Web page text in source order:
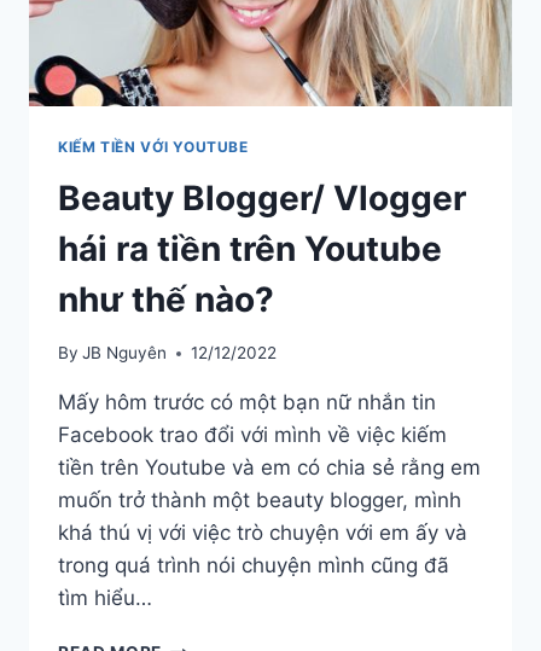
KIẾM TIỀN VỚI YOUTUBE
Beauty Blogger/ Vlogger
hái ra tiền trên Youtube
như thế nào?
By JB Nguyên 12/12/2022
Mấy hôm trước có một bạn nữ nhắn tin
Facebook trao đổi với mình về việc kiếm
tiền trên Youtube và em có chia sẻ rằng em
muốn trở thành một beauty blogger, mình
khá thú vị với việc trò chuyện với em ấy và
trong quá trình nói chuyện mình cũng đã
tìm hiểu…
BEAUTY